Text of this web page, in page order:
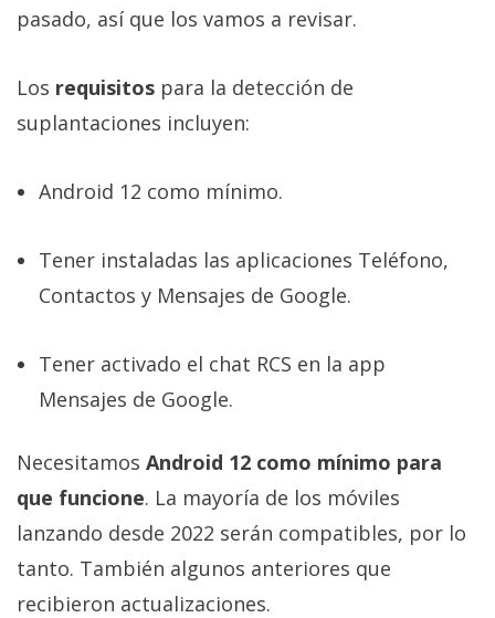
pasado, así que los vamos a revisar.
Los requisitos para la detección de
suplantaciones incluyen:
Android 12 como mínimo.
Tener instaladas las aplicaciones Teléfono,
Contactos y Mensajes de Google.
Tener activado el chat RCS en la app
Mensajes de Google.
Necesitamos Android 12 como mínimo para
que funcione. La mayoría de los móviles
lanzando desde 2022 serán compatibles, por lo
tanto. También algunos anteriores que
recibieron actualizaciones.